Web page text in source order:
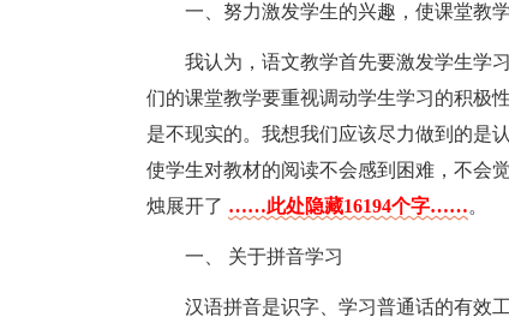
一、努力激发学生的兴趣，使课堂教
我认为，语文教学首先要激发学生学
们的课堂教学要重视调动学生学习的积极
是不现实的。我想我们应该尽力做到的是
使学生对教材的阅读不会感到困难，不会
烛展开了 ……此处隐藏16194个字……。
一、 关于拼音学习
汉语拼音是识字、学习普通话的有效